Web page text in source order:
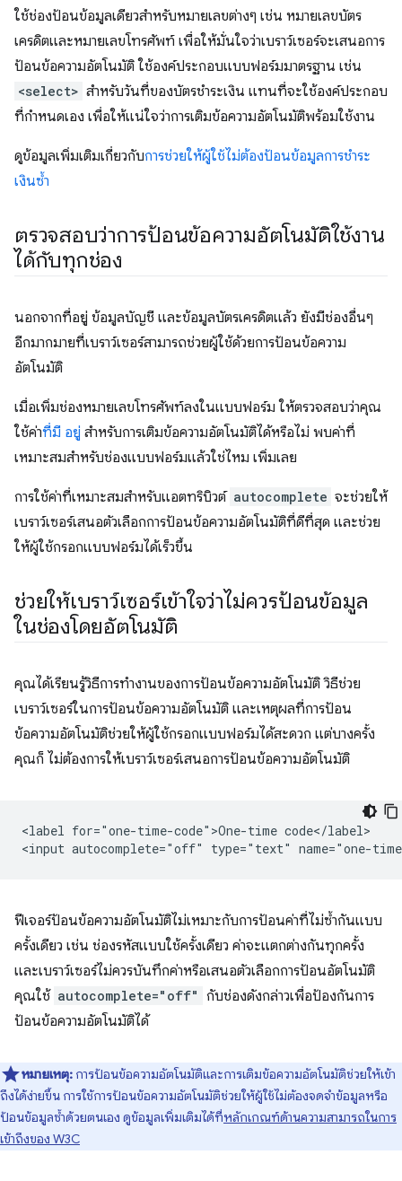
ใช้ช่องป้อนข้อมูลเดียวสำหรับหมายเลขต่างๆ เช่น หมายเลขบัตร
เครดิตและหมายเลขโทรศัพท์ เพื่อให้มั่นใจว่าเบราว์เซอร์จะเสนอการ
ป้อนข้อความอัตโนมัติ ใช้องค์ประกอบแบบฟอร์มมาตรฐาน เช่น
<select> สำหรับวันที่ของบัตรชำระเงิน แทนที่จะใช้องค์ประกอบ
ที่กำหนดเอง เพื่อให้แน่ใจว่าการเติมข้อความอัตโนมัติพร้อมใช้งาน
ดูข้อมูลเพิ่มเติมเกี่ยวกับการช่วยให้ผู้ใช้ไม่ต้องป้อนข้อมูลการชำระ
เงินซ้ำ
ตรวจสอบว่าการป้อนข้อความอัตโนมัติใช้งาน
ได้กับทุกช่อง
นอกจากที่อยู่ ข้อมูลบัญชี และข้อมูลบัตรเครดิตแล้ว ยังมีช่องอื่นๆ
อีกมากมายที่เบราว์เซอร์สามารถช่วยผู้ใช้ด้วยการป้อนข้อความ
อัตโนมัติ
เมื่อเพิ่มช่องหมายเลขโทรศัพท์ลงในแบบฟอร์ม ให้ตรวจสอบว่าคุณ
ใช้ค่าที่มี อยู่ สำหรับการเติมข้อความอัตโนมัติได้หรือไม่ พบค่าที่
เหมาะสมสำหรับช่องแบบฟอร์มแล้วใช่ไหม เพิ่มเลย
การใช้ค่าที่เหมาะสมสำหรับแอตทริบิวต์ autocomplete จะช่วยให้
เบราว์เซอร์เสนอตัวเลือกการป้อนข้อความอัตโนมัติที่ดีที่สุด และช่วย
ให้ผู้ใช้กรอกแบบฟอร์มได้เร็วขึ้น
ช่วยให้เบราว์เซอร์เข้าใจว่าไม่ควรป้อนข้อมูล
ในช่องโดยอัตโนมัติ
คุณได้เรียนรู้วิธีการทำงานของการป้อนข้อความอัตโนมัติ วิธีช่วย
เบราว์เซอร์ในการป้อนข้อความอัตโนมัติ และเหตุผลที่การป้อน
ข้อความอัตโนมัติช่วยให้ผู้ใช้กรอกแบบฟอร์มได้สะดวก แต่บางครั้ง
คุณก็ ไม่ต้องการให้เบราว์เซอร์เสนอการป้อนข้อความอัตโนมัติ
<label for="one-time-code">One-time code</label>
ฟีเจอร์ป้อนข้อความอัตโนมัติไม่เหมาะกับการป้อนค่าที่ไม่ซ้ำกันแบบ
ครั้งเดียว เช่น ช่องรหัสแบบใช้ครั้งเดียว ค่าจะแตกต่างกันทุกครั้ง
และเบราว์เซอร์ไม่ควรบันทึกค่าหรือเสนอตัวเลือกการป้อนอัตโนมัติ
คุณใช้ autocomplete="off" กับช่องดังกล่าวเพื่อป้องกันการ
ป้อนข้อความอัตโนมัติได้
หมายเหตุ: การป้อนข้อความอัตโนมัติและการเติมข้อความอัตโนมัติช่วยให้เข้า
ถึงได้ง่ายขึ้น การใช้การป้อนข้อความอัตโนมัติช่วยให้ผู้ใช้ไม่ต้องจดจำข้อมูลหรือ
ป้อนข้อมูลซ้ำด้วยตนเอง ดูข้อมูลเพิ่มเติมได้ที่หลักเกณฑ์ด้านความสามารถในการ
เข้าถึงของ W3C